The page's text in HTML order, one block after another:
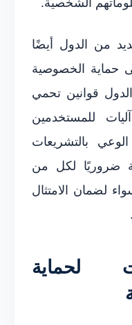
من الدول أيضًا
حماية الخصوصية
قوانين تحمي
للمستخدمين
بالتشريعات
ضروريًا لكل من
لضمان الامتثال
لحماية